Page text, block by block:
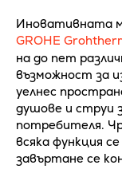
Иновативната
GROHE
на до пет
възможност за
уелнес
душове и струи
потребителя.
всяка функция
завъртане се